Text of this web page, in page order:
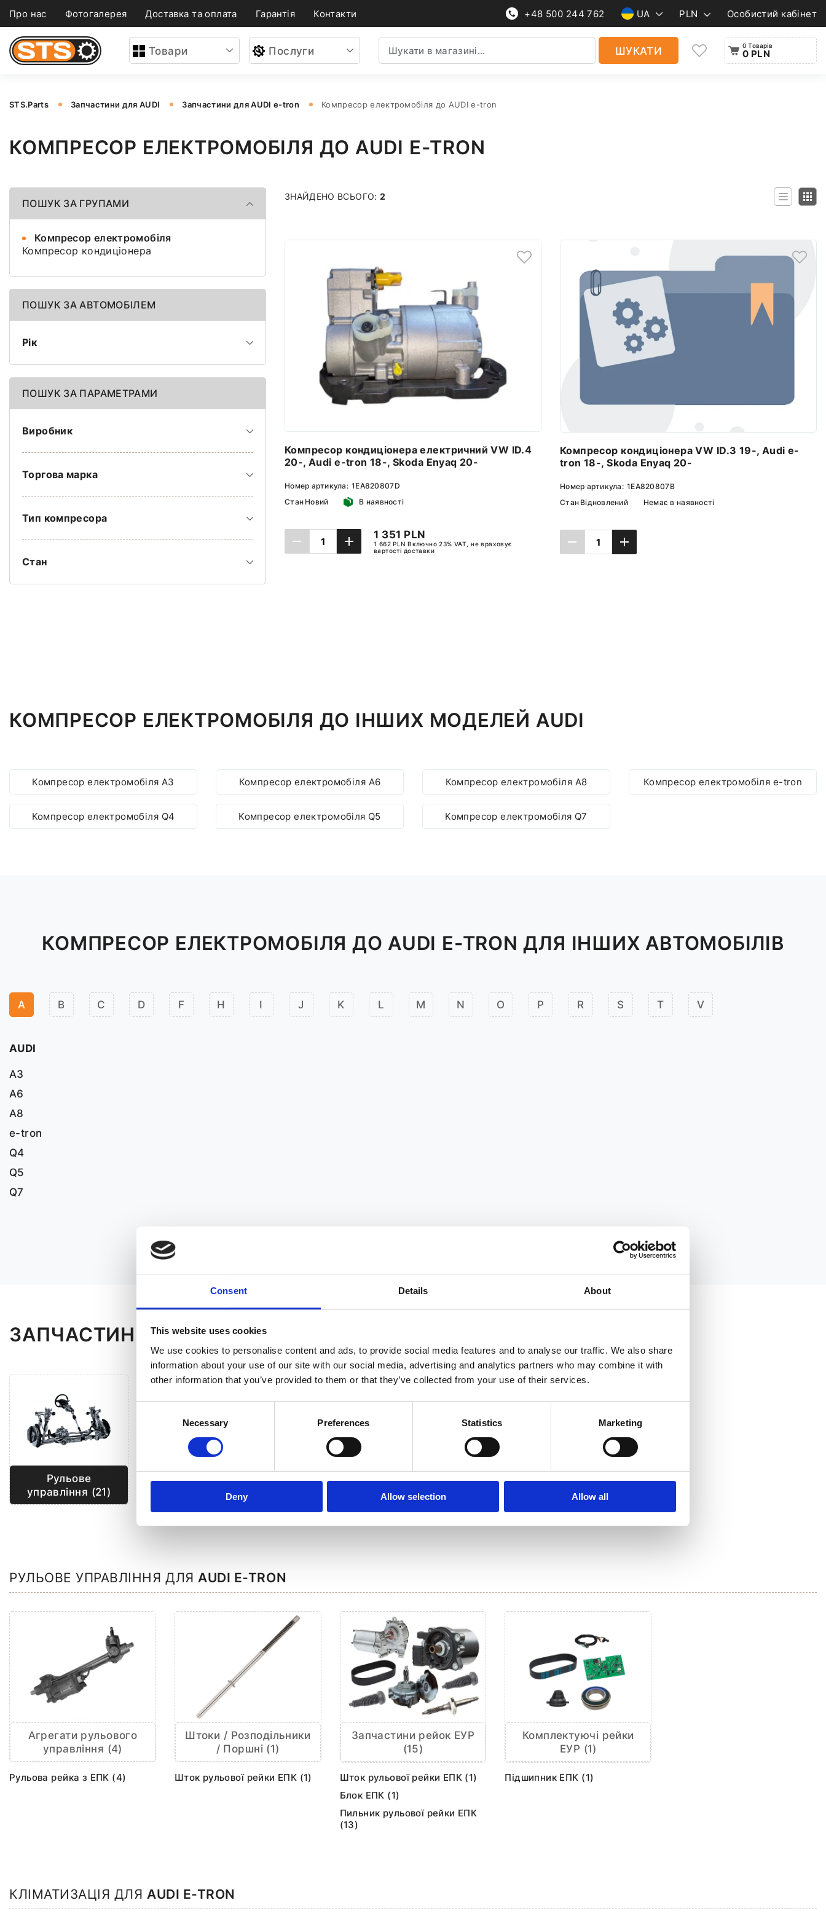
Consent Details About
This website uses cookies
We use cookies to personalise content and ads, to provide social media features and to analyse our traffic. We also share
information about your use of our site with our social media, advertising and analytics partners who may combine it with
other information that you’ve provided to them or that they’ve collected from your use of their services.
Necessary Preferences Statistics Marketing
Deny Allow selection Allow all
Про нас Фотогалерея Доставка та оплата Гарантія Контакти +48 500 244 762 UA PLN Особистий кабінет
Товари Послуги ШУКАТИ 0 Товарів
0 PLN
STS.Parts Запчастини для AUDI Запчастини для AUDI e-tron Компресор електромобіля до AUDI e-tron
КОМПРЕСОР ЕЛЕКТРОМОБІЛЯ ДО AUDI E-TRON
ПОШУК ЗА ГРУПАМИ
Компресор кондиціонера
Компресор електромобіля
ПОШУК ЗА АВТОМОБІЛЕМ
Рік
ПОШУК ЗА ПАРАМЕТРАМИ
Виробник
Торгова марка
Тип компресора
Стан
ЗНАЙДЕНО ВСЬОГО: 2
Компресор кондиціонера електричний VW ID.4
20-, Audi e-tron 18-, Skoda Enyaq 20-
Номер артикула: 1EA820807D
Стан Новий В наявності
1 351 PLN
1 662 PLN Включно 23% VAT, не враховує
вартості доставки
Компресор кондиціонера VW ID.3 19-, Audi e-
tron 18-, Skoda Enyaq 20-
Номер артикула: 1EA820807B
Стан Відновлений Немає в наявності
КОМПРЕСОР ЕЛЕКТРОМОБІЛЯ ДО ІНШИХ МОДЕЛЕЙ AUDI
Компресор електромобіля A3 Компресор електромобіля A6 Компресор електромобіля A8 Компресор електромобіля e-tron
Компресор електромобіля Q4 Компресор електромобіля Q5 Компресор електромобіля Q7
КОМПРЕСОР ЕЛЕКТРОМОБІЛЯ ДО AUDI E-TRON ДЛЯ ІНШИХ АВТОМОБІЛІВ
A B C D F H I J K L M N O P R S T V
AUDI
A3
A6
A8
e-tron
Q4
Q5
Q7
ЗАПЧАСТИНИ ДО AUDI E-TRON
Рульове
управління (21)
Кліматизація (4)
Гібриди та
Електрички (20)
РУЛЬОВЕ УПРАВЛІННЯ ДЛЯ AUDI E-TRON
Агрегати рульового
управління (4)
Рульова рейка з ЕПК (4)
Штоки / Розподільники
/ Поршні (1)
Шток рульової рейки ЕПК (1)
Запчастини рейок ЕУР
(15)
Шток рульової рейки ЕПК (1)
Блок ЕПК (1)
Пильник рульової рейки ЕПК
(13)
Комплектуючі рейки
ЕУР (1)
Підшипник ЕПК (1)
КЛІМАТИЗАЦІЯ ДЛЯAUDI E-TRON